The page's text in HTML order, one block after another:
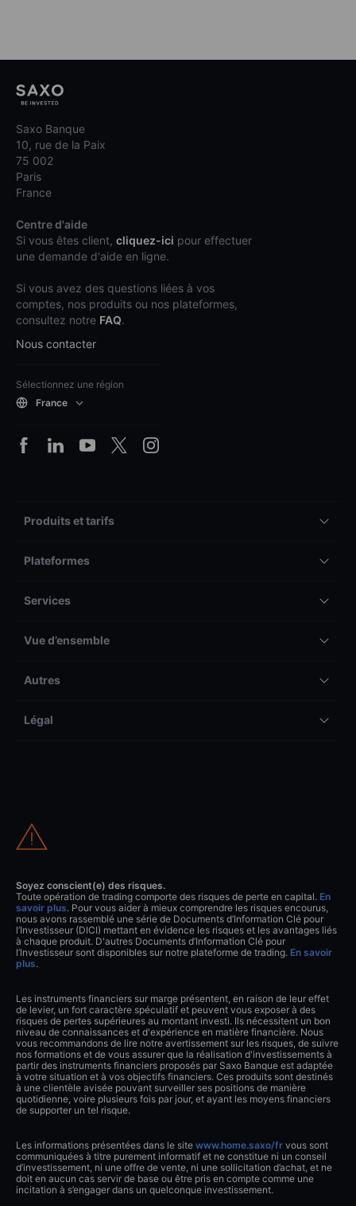
Saxo Banque
10, rue de la Paix
75 002
Paris
France
Centre d'aide
Si vous êtes client, cliquez-ici pour effectuer
une demande d'aide en ligne.
Si vous avez des questions liées à vos
comptes, nos produits ou nos plateformes,
consultez notre FAQ.
Nous contacter
Sélectionnez une région
France
Produits et tarifs
Plateformes
Services
Vue d’ensemble
Autres
Légal
Soyez conscient(e) des risques.
Toute opération de trading comporte des risques de perte en capital. En
savoir plus. Pour vous aider à mieux comprendre les risques encourus,
nous avons rassemblé une série de Documents d’Information Clé pour
l’Investisseur (DICI) mettant en évidence les risques et les avantages liés
à chaque produit. D'autres Documents d’Information Clé pour
l’Investisseur sont disponibles sur notre plateforme de trading. En savoir
plus.
Les instruments financiers sur marge présentent, en raison de leur effet
de levier, un fort caractère spéculatif et peuvent vous exposer à des
risques de pertes supérieures au montant investi. Ils nécessitent un bon
niveau de connaissances et d'expérience en matière financière. Nous
vous recommandons de lire notre avertissement sur les risques, de suivre
nos formations et de vous assurer que la réalisation d'investissements à
partir des instruments financiers proposés par Saxo Banque est adaptée
à votre situation et à vos objectifs financiers. Ces produits sont destinés
à une clientèle avisée pouvant surveiller ses positions de manière
quotidienne, voire plusieurs fois par jour, et ayant les moyens financiers
de supporter un tel risque.
Les informations présentées dans le site www.home.saxo/fr vous sont
communiquées à titre purement informatif et ne constitue ni un conseil
d’investissement, ni une offre de vente, ni une sollicitation d’achat, et ne
doit en aucun cas servir de base ou être pris en compte comme une
incitation à s’engager dans un quelconque investissement.